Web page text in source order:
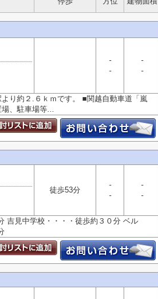
-
-
-
-
り約２.６ｋｍです。 ■関越自動車道「嵐
、駐車場等...
徒歩53分
-
-
-
-
見中学校・・・・徒歩約３０分 ベル